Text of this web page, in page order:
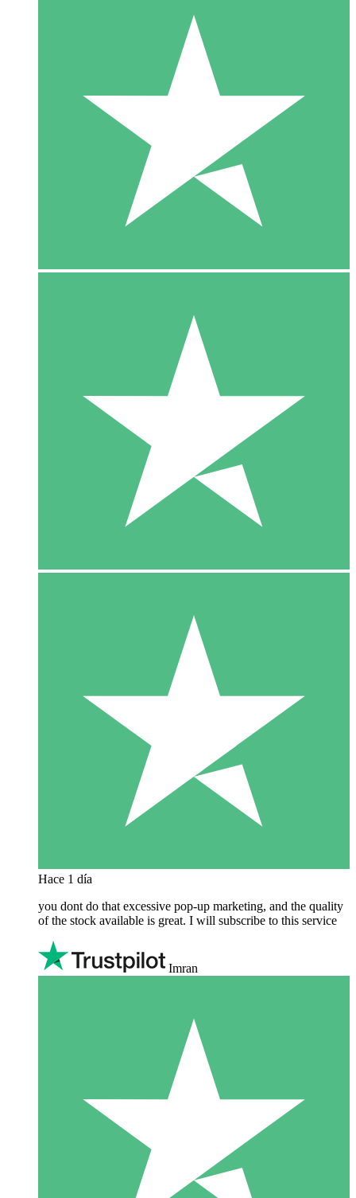
Hace 1 día
you dont do that excessive pop-up marketing, and the quality
of the stock available is great. I will subscribe to this service
Imran